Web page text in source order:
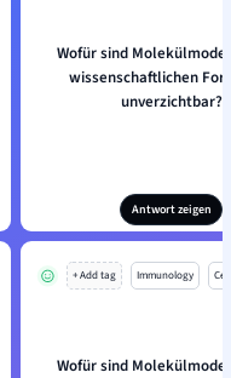
Wofür sind
wissenschaftlichen
unverzichtbar?
Antwort zeigen
+ Add tag Immunology
Wofür sind